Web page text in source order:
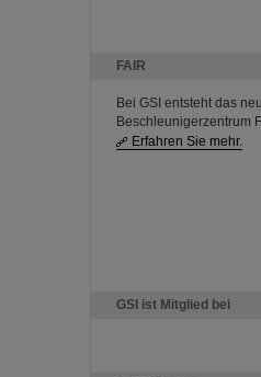
FAIR
Bei GSI entsteht das
Beschleunigerzentrum
Erfahren Sie mehr.
GSI ist Mitglied bei